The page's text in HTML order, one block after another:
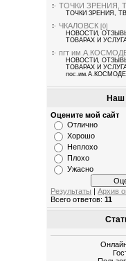
ТОЧКИ ЗРЕНИЯ,
ТОЧКИ ЗРЕНИЯ,
ЧКАЛОВСК [0]
НОВОСТИ,
ТОВАРАХ И
пгт
НОВОСТИ,
ТОВАРАХ И
Наш
Оцените мой сайт
Отлично
Хорошо
Неплохо
Плохо
Ужасно
Результаты |Архив
Всего ответов:11